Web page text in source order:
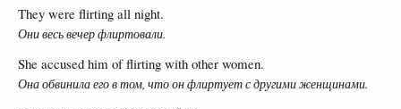
They were flirting all night.
Они весь вечер флиртовали.
She accused him of flirting with other women.
Она обвинила его в том, что он флиртует с другими женщинами.